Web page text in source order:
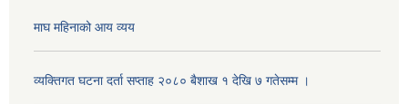
माघ महिनाको आय व्यय
व्यक्तिगत घटना दर्ता सप्ताह २०८० बैशाख १ देखि ७ गतेसम्म ।